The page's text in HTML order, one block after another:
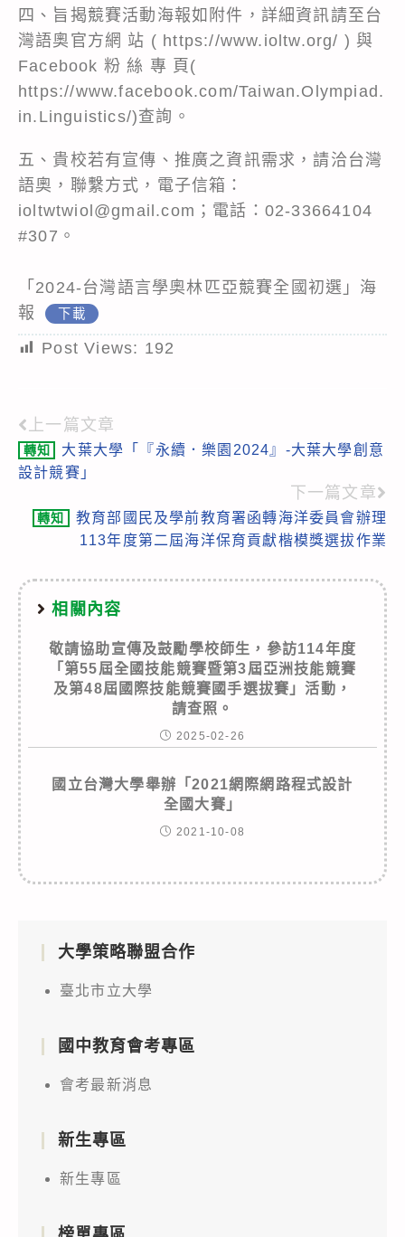
四、旨揭競賽活動海報如附件，詳細資訊請至台
灣語奧官方網 站 ( https://www.ioltw.org/ ) 與
Facebook 粉 絲 專 頁(
https://www.facebook.com/Taiwan.Olympiad.
in.Linguistics/)查詢。
五、貴校若有宣傳、推廣之資訊需求，請洽台灣
語奧，聯繫方式，電子信箱：
ioltwtwiol@gmail.com；電話：02-33664104
#307。
「2024-台灣語言學奧林匹亞競賽全國初選」海
報
下載
Post Views: 192
Read
more
上一篇文章
轉知
大葉大學「『永續．樂園2024』-大葉大學創意
設計競賽」
下一篇文章
轉知
教育部國民及學前教育署函轉海洋委員會辦理
113年度第二屆海洋保育貢獻楷模獎選拔作業
相關內容
敬請協助宣傳及鼓勵學校師生，參訪114年度
「第55屆全國技能競賽暨第3屆亞洲技能競賽
及第48屆國際技能競賽國手選拔賽」活動，
請查照。
2025-02-26
國立台灣大學舉辦「2021網際網路程式設計
全國大賽」
2021-10-08
大學策略聯盟合作
臺北市立大學
國中教育會考專區
會考最新消息
新生專區
新生專區